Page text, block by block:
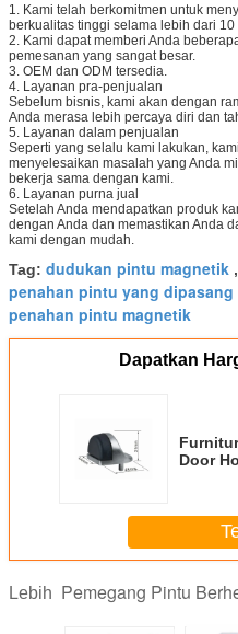
1. Kami telah berkomitmen untuk
berkualitas tinggi selama lebih dari
2. Kami dapat memberi Anda
pemesanan yang sangat besar.
3. OEM dan ODM tersedia.
4. Layanan pra-penjualan
Sebelum bisnis, kami akan dengan
Anda merasa lebih percaya diri dan
5. Layanan dalam penjualan
Seperti yang selalu kami lakukan,
menyelesaikan masalah yang Anda
bekerja sama dengan kami.
6. Layanan purna jual
Setelah Anda mendapatkan produk
dengan Anda dan memastikan Anda
kami dengan mudah.
Tag: dudukan pintu magnetik ,
penahan pintu yang
penahan pintu magnetik
Dapatkan
Door
Lebih Pemegang Pintu